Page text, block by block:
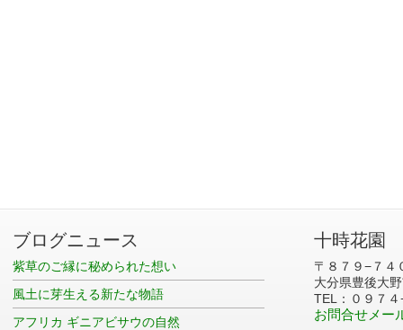
ブログニュース
紫草のご縁に秘められた想い
風土に芽生える新たな物語
アフリカ ギニアビサウの自然
十時花園
〒８７９−７４
大分県豊後大
TEL：０９７
お問合せメー